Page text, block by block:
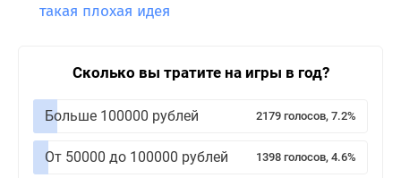
такая плохая идея
Сколько вы тратите на игры в год?
Больше 100000 рублей 2179 голосов, 7.2%
От 50000 до 100000 рублей 1398 голосов, 4.6%